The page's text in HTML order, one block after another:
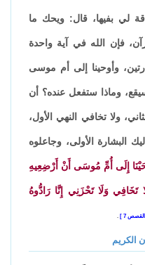
لي بفيها، قال: ويحك ما
فإن الله في آية واحدة
وأوحينا إلى أم موسى
وماذا ستفعل عنده؟ أن
ولا تخافي النهي الأول،
البشارة الأولى، وجاعلوه
إِلَى أُمِّ مُوسَى أَنْ أَرْضِعِيهِ
وَلَا تَحْزَنِي إِنَّا رَادُّوهُ
7
الكريم